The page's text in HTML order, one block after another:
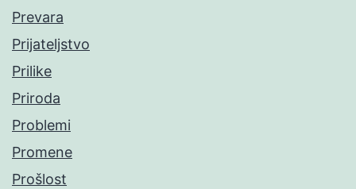
Prevara
Prijateljstvo
Prilike
Priroda
Problemi
Promene
Prošlost